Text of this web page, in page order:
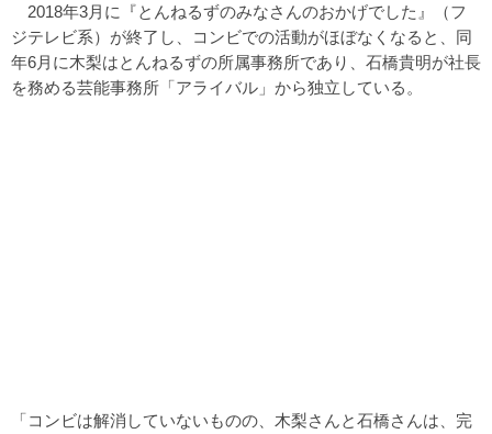
2018年3月に『とんねるずのみなさんのおかげでした』（フ
ジテレビ系）が終了し、コンビでの活動がほぼなくなると、同
年6月に木梨はとんねるずの所属事務所であり、石橋貴明が社長
を務める芸能事務所「アライバル」から独立している。
「コンビは解消していないものの、木梨さんと石橋さんは、完